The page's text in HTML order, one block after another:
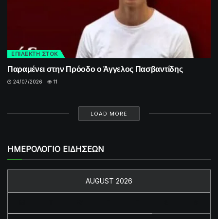
ΕΠΙΛΕΚΤΗ ΣΤΟΚ
Παραμένει στην Πρόοδο ο Άγγελος Πασβαντίδης
24/07/2026 11
LOAD MORE
ΗΜΕΡΟΛΟΓΙΟ ΕΙΔΗΣΕΩΝ
AUGUST 2026